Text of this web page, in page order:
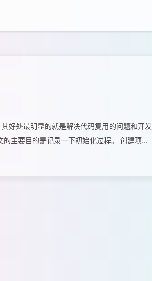
好处最明显的就是解决代码复用的问题和开发
主要目的是记录一下初始化过程。 创建项目